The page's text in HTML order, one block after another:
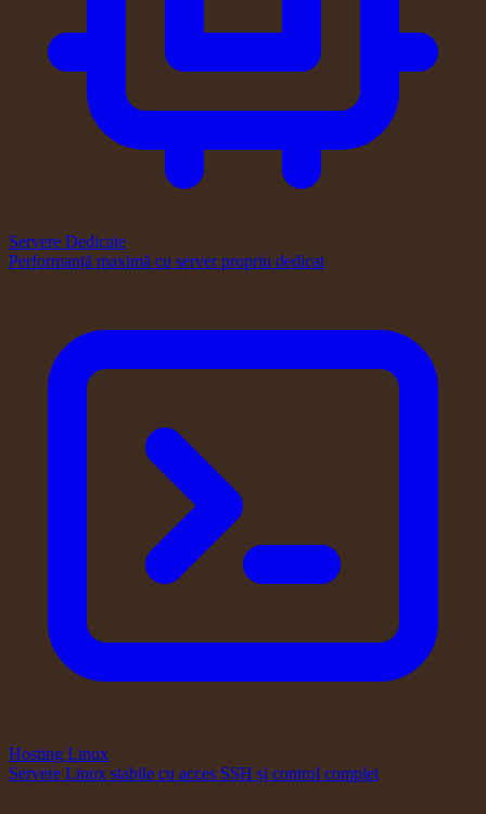
Servere Dedicate
Performanță maximă cu server propriu dedicat
Hosting Linux
Servere Linux stabile cu acces SSH și control complet